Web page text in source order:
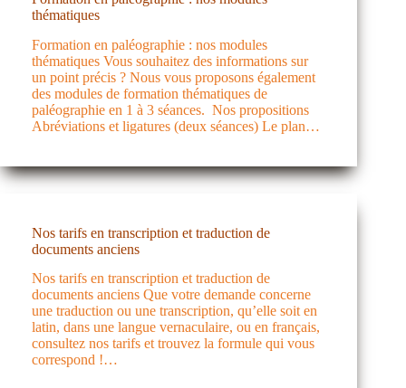
thématiques
Formation en paléographie : nos modules
thématiques Vous souhaitez des informations sur
un point précis ? Nous vous proposons également
des modules de formation thématiques de
paléographie en 1 à 3 séances. Nos propositions
Abréviations et ligatures (deux séances) Le plan…
Nos tarifs en transcription et traduction de
documents anciens
Nos tarifs en transcription et traduction de
documents anciens Que votre demande concerne
une traduction ou une transcription, qu’elle soit en
latin, dans une langue vernaculaire, ou en français,
consultez nos tarifs et trouvez la formule qui vous
correspond !…